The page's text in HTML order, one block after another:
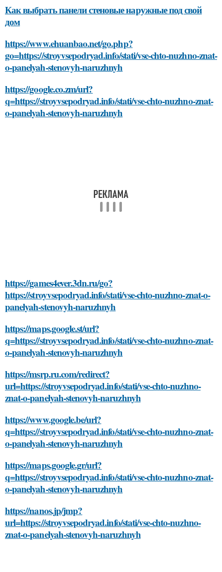
Как выбрать панели стеновые наружные под свой
дом
https://www.ehuanbao.net/go.php?
go=https://stroyvsepodryad.info/stati/vse-chto-nuzhno-znat-
o-panelyah-stenovyh-naruzhnyh
https://google.co.zm/url?
q=https://stroyvsepodryad.info/stati/vse-chto-nuzhno-znat-
o-panelyah-stenovyh-naruzhnyh
https://games4ever.3dn.ru/go?
https://stroyvsepodryad.info/stati/vse-chto-nuzhno-znat-o-
panelyah-stenovyh-naruzhnyh
https://maps.google.st/url?
q=https://stroyvsepodryad.info/stati/vse-chto-nuzhno-znat-
o-panelyah-stenovyh-naruzhnyh
https://msrp.ru.com/redirect?
url=https://stroyvsepodryad.info/stati/vse-chto-nuzhno-
znat-o-panelyah-stenovyh-naruzhnyh
https://www.google.be/url?
q=https://stroyvsepodryad.info/stati/vse-chto-nuzhno-znat-
o-panelyah-stenovyh-naruzhnyh
https://maps.google.gr/url?
q=https://stroyvsepodryad.info/stati/vse-chto-nuzhno-znat-
o-panelyah-stenovyh-naruzhnyh
https://nanos.jp/jmp?
url=https://stroyvsepodryad.info/stati/vse-chto-nuzhno-
znat-o-panelyah-stenovyh-naruzhnyh